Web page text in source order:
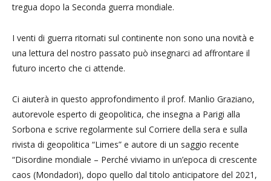
tregua dopo la Seconda guerra mondiale.
I venti di guerra ritornati sul continente non sono una novità e
una lettura del nostro passato può insegnarci ad affrontare il
futuro incerto che ci attende.
Ci aiuterà in questo approfondimento il prof. Manlio Graziano,
autorevole esperto di geopolitica, che insegna a Parigi alla
Sorbona e scrive regolarmente sul Corriere della sera e sulla
rivista di geopolitica “Limes” e autore di un saggio recente
“Disordine mondiale – Perché viviamo in un’epoca di crescente
caos (Mondadori), dopo quello dal titolo anticipatore del 2021,